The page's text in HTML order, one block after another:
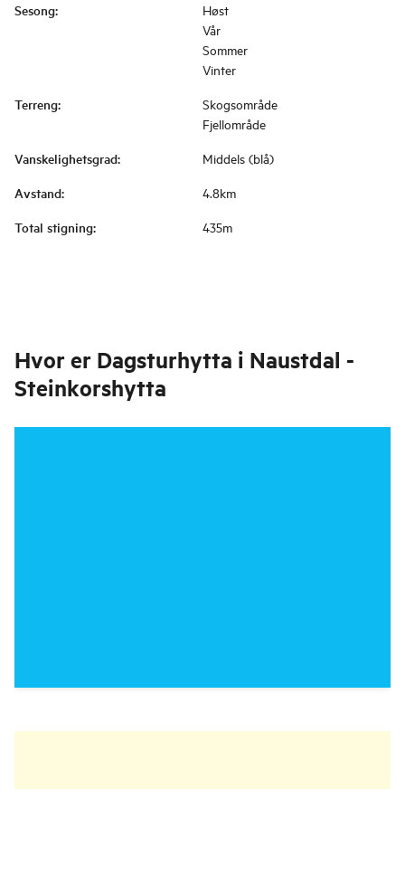
Sesong:
Høst
Vår
Sommer
Vinter
Terreng:
Skogsområde
Fjellområde
Vanskelighetsgrad: Middels (blå)
Avstand: 4.8km
Total stigning: 435m
Hvor er Dagsturhytta i Naustdal -
Steinkorshytta